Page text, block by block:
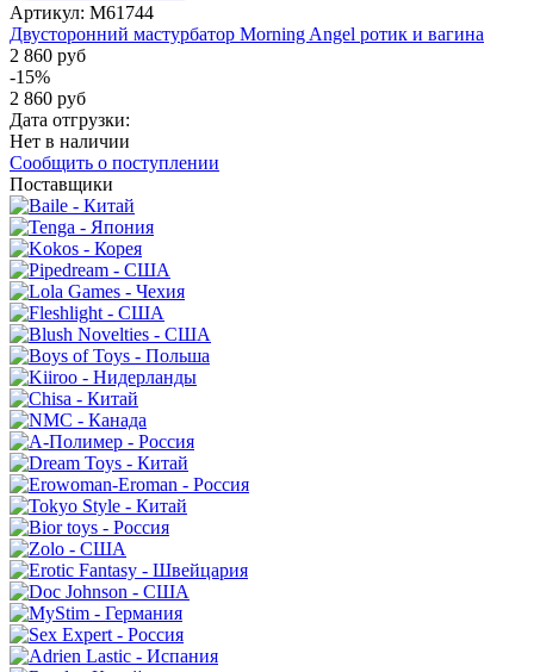
Артикул: M61744
Двусторонний мастурбатор Morning Angel ротик и вагина
2 860 руб
-15%
2 860 руб
Дата отгрузки:
Нет в наличии
Сообщить о поступлении
Поставщики